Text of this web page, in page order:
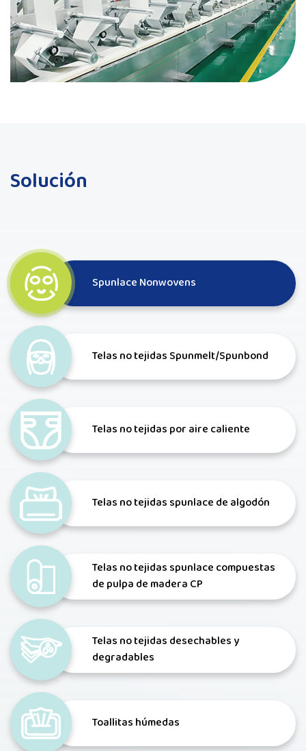
Solución
Spunlace Nonwovens
Telas no tejidas Spunmelt/Spunbond
Telas no tejidas por aire caliente
Telas no tejidas spunlace de algodón
Telas no tejidas spunlace compuestas
de pulpa de madera CP
Telas no tejidas desechables y
degradables
Toallitas húmedas